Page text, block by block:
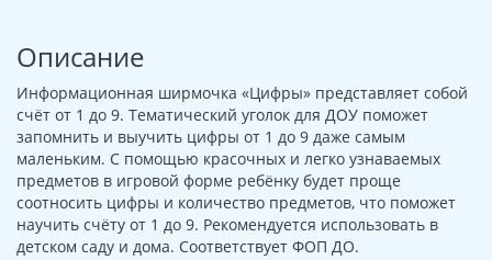
Описание
Информационная ширмочка «Цифры» представляет собой
счёт от 1 до 9. Тематический уголок для ДОУ поможет
запомнить и выучить цифры от 1 до 9 даже самым
маленьким. С помощью красочных и легко узнаваемых
предметов в игровой форме ребёнку будет проще
соотносить цифры и количество предметов, что поможет
научить счёту от 1 до 9. Рекомендуется использовать в
детском саду и дома. Соответствует ФОП ДО.